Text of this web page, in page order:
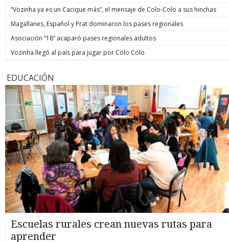
“Vozinha ya es un Cacique más”, el mensaje de Colo-Colo a sus hinchas
Magallanes, Español y Prat dominaron los pases regionales
Asociación “18” acaparó pases regionales adultos
Vozinha llegó al país para jugar por Colo Colo
EDUCACIÓN
Escuelas rurales crean nuevas rutas para
aprender